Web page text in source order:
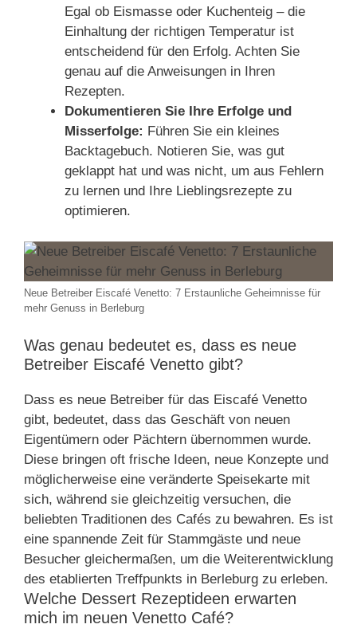
Egal ob Eismasse oder Kuchenteig – die
Einhaltung der richtigen Temperatur ist
entscheidend für den Erfolg. Achten Sie
genau auf die Anweisungen in Ihren
Rezepten.
Dokumentieren Sie Ihre Erfolge und
Misserfolge: Führen Sie ein kleines
Backtagebuch. Notieren Sie, was gut
geklappt hat und was nicht, um aus Fehlern
zu lernen und Ihre Lieblingsrezepte zu
optimieren.
Neue Betreiber Eiscafé Venetto: 7 Erstaunliche Geheimnisse für
mehr Genuss in Berleburg
Was genau bedeutet es, dass es neue
Betreiber Eiscafé Venetto gibt?
Dass es neue Betreiber für das Eiscafé Venetto
gibt, bedeutet, dass das Geschäft von neuen
Eigentümern oder Pächtern übernommen wurde.
Diese bringen oft frische Ideen, neue Konzepte und
möglicherweise eine veränderte Speisekarte mit
sich, während sie gleichzeitig versuchen, die
beliebten Traditionen des Cafés zu bewahren. Es ist
eine spannende Zeit für Stammgäste und neue
Besucher gleichermaßen, um die Weiterentwicklung
des etablierten Treffpunkts in Berleburg zu erleben.
Welche Dessert Rezeptideen erwarten
mich im neuen Venetto Café?